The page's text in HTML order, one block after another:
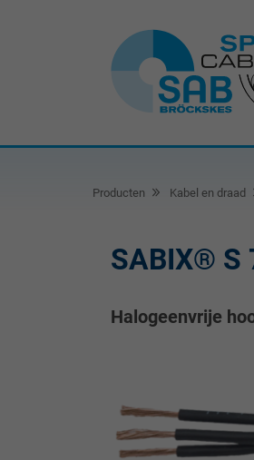
Producten Kabel en draad
SABIX® S
Halogeenvrije